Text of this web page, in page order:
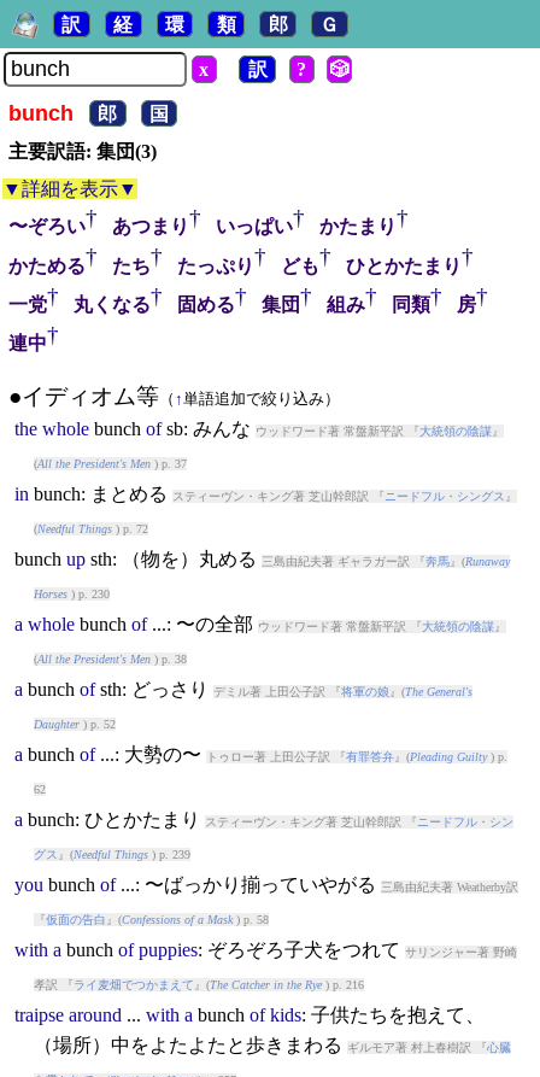
訳 経 環 類 郎 Ｇ
x 訳 ? 🎲
bunch 郎
国
主要訳語: 集団(3)
▼詳細を表示▼
〜ぞろい† あつまり† いっぱい† かたまり†
かためる† たち† たっぷり† ども† ひとかたまり†
一党† 丸くなる† 固める† 集団† 組み† 同類† 房†
連中†
●イディオム等（ ↑単語追加で絞り込み）
the whole bunch ofsb: みんな ウッドワード著 常盤新平訳 『 大統領の陰謀』
(All the President's Men) p. 37
in bunch: まとめる スティーヴン・キング著 芝山幹郎訳 『 ニードフル・シングス 』
(Needful Things) p. 72
bunch upsth: （物を）丸める 三島由紀夫著 ギャラガー訳 『奔馬』(Runaway
Horses) p. 230
a whole bunch of...: 〜の全部 ウッドワード著 常盤新平訳 『 大統領の陰謀』
(All the President's Men) p. 38
a bunch ofsth: どっさり デミル著 上田公子訳 『将軍の娘 』(The General's
Daughter) p. 52
a bunch of...: 大勢の〜 トゥロー著 上田公子訳 『有罪答弁』(Pleading Guilty) p.
62
a bunch: ひとかたまり スティーヴン・キング著 芝山幹郎訳 『 ニードフル・シン
グス 』(Needful Things) p. 239
you bunch of...: 〜ばっかり揃っていやがる 三島由紀夫著 Weatherby訳
『仮面の告白 』(Confessions of a Mask) p. 58
with a bunch of puppies: ぞろぞろ子犬をつれて サリンジャー著 野崎
孝訳 『 ライ麦畑でつかまえて 』(The Catcher in the Rye) p. 216
traipse around... with a bunch of kids: 子供たちを抱えて、
（場所）中をよたよたと歩きまわる
ギルモア著 村上春樹訳 『心臓